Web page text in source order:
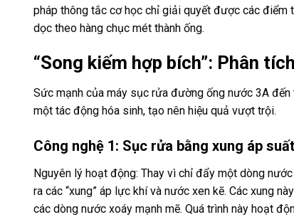
pháp thông tắc cơ học chỉ giải quyết được các điểm
dọc theo hàng chục mét thành ống.
“Song kiếm hợp bích”: Phân
Sức mạnh của máy sục rửa đường ống nước 3A
một tác động hóa sinh, tạo nên hiệu quả vượt trội.
Công nghệ 1: Sục rửa bằng xung áp
Nguyên lý hoạt động: Thay vì chỉ đẩy một dòng
ra các “xung” áp lực khí và nước xen kẽ. Các xung
các dòng nước xoáy mạnh mẽ. Quá trình này hoạt